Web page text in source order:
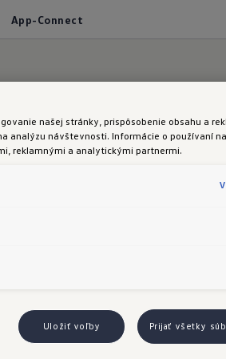
App-Connect
pre
displej infotainment
Na pripojenie smartfónov sú
našej stránky, prispôsobenie obsahu a
analýzu návštevnosti. Informácie o používaní
reklamnými a analytickými partnermi.
Uložiť voľby Prijať všetky